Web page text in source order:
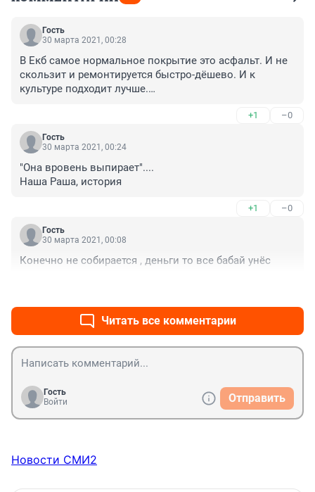
Гость
30 марта 2021, 00:28
В Екб самое нормальное покрытие это асфальт. И не
скользит и ремонтируется быстро-дёшево. И к
культуре подходит лучше.
дворниками, бережное обращение с покрытием будет.
Ан нет, всё те же трактора скребут, стачивая скребки и
продавливая плитку.
+1 –0
Гость
30 марта 2021, 00:24
"Она вровень выпирает"....
Наша Раша, история
+1 –0
Гость
30 марта 2021, 00:08
Конечно не собирается , деньги то все бабай унёс
Читать все комментарии
Гость
Войти
Отправить
Новости СМИ2